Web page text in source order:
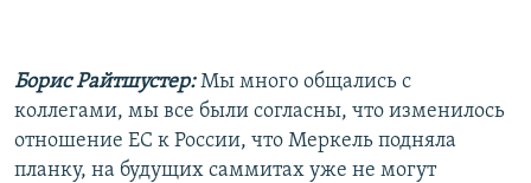
Борис Райтшустер:Мы много общались с
коллегами, мы все были согласны, что изменилось
отношение ЕС к России, что Меркель подняла
планку, на будущих саммитах уже не могут